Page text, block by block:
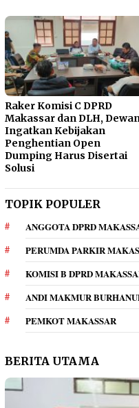
Raker Komisi C DPRD
Makassar dan DLH,
Ingatkan Kebijakan
Penghentian Open
Dumping Harus Disertai
Solusi
TOPIK POPULER
ANGGOTA DPRD
PERUMDA PARKIR
KOMISI B DPRD
ANDI MAKMUR
PEMKOT MAKASSAR
BERITA UTAMA